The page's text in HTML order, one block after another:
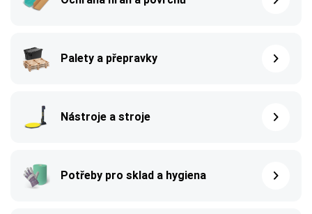
Palety a přepravky
Nástroje a stroje
Potřeby pro sklad a hygiena